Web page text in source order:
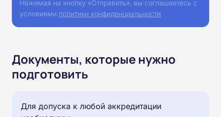
Нажимая на кнопку «Отправить», вы соглашаетесь с
условиями политики конфиденциальности
Документы, которые нужно
подготовить
Для допуска к любой аккредитации